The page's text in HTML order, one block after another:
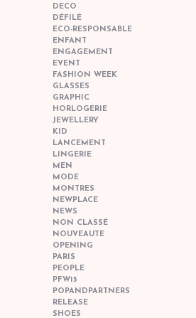
DECO
DÉFILÉ
ECO-RESPONSABLE
ENFANT
ENGAGEMENT
EVENT
FASHION WEEK
GLASSES
GRAPHIC
HORLOGERIE
JEWELLERY
KID
LANCEMENT
LINGERIE
MEN
MODE
MONTRES
NEWPLACE
NEWS
NON CLASSÉ
NOUVEAUTE
OPENING
PARIS
PEOPLE
PFW15
POPANDPARTNERS
RELEASE
SHOES